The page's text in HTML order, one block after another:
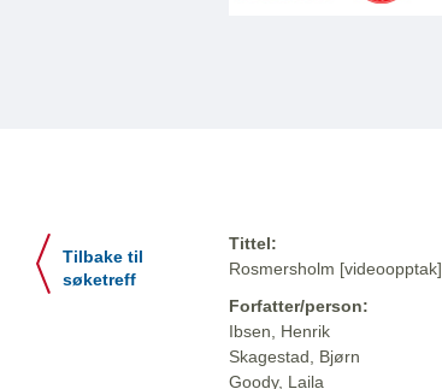
Tilbake til
søketreff
Tittel:
Rosmersholm [videoopptak]
Forfatter/person:
Ibsen, Henrik
Skagestad, Bjørn
Goody, Laila